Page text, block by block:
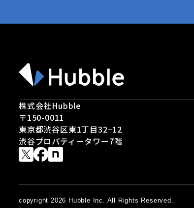
株式会社Hubble
〒150-0011
東京都渋谷区東1丁目32−12
渋谷プロパティータワー7階
copyright 2026 Hubble Inc. All Rights Reserved.